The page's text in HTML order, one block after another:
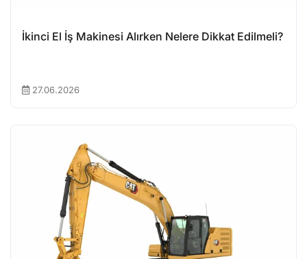
İkinci El İş Makinesi Alırken Nelere Dikkat Edilmeli?
27.06.2026